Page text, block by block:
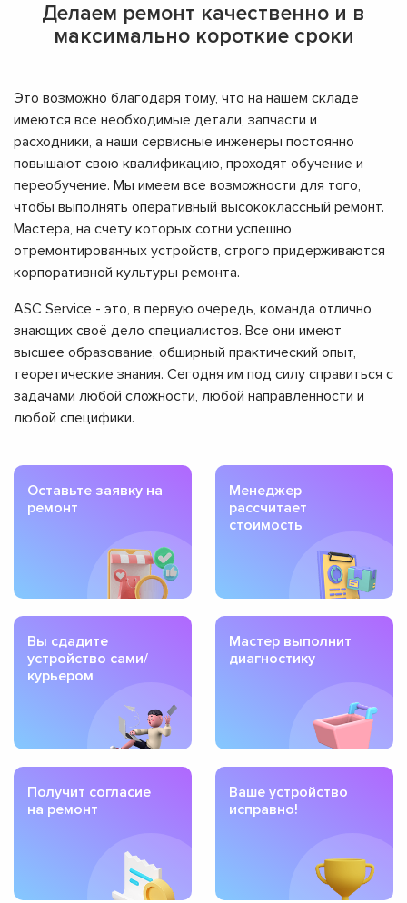
Делаем ремонт качественно и в
максимально короткие сроки
Это возможно благодаря тому, что на нашем складе
имеются все необходимые детали, запчасти и
расходники, а наши сервисные инженеры постоянно
повышают свою квалификацию, проходят обучение и
переобучение. Мы имеем все возможности для того,
чтобы выполнять оперативный высококлассный ремонт.
Мастера, на счету которых сотни успешно
отремонтированных устройств, строго придерживаются
корпоративной культуры ремонта.
ASC Service - это, в первую очередь, команда отлично
знающих своё дело специалистов. Все они имеют
высшее образование, обширный практический опыт,
теоретические знания. Сегодня им под силу справиться с
задачами любой сложности, любой направленности и
любой специфики.
Оставьте заявку на
ремонт
Менеджер
рассчитает
стоимость
Вы сдадите
устройство сами/
курьером
Мастер выполнит
диагностику
Получит согласие
на ремонт
Ваше устройство
исправно!